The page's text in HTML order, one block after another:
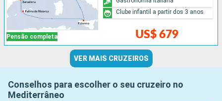
Pensão completa US$ 679
Clube infantil a partir dos 3 anos
VER MAIS CRUZEIROS
Conselhos para escolher o seu cruzeiro no
Mediterrâneo